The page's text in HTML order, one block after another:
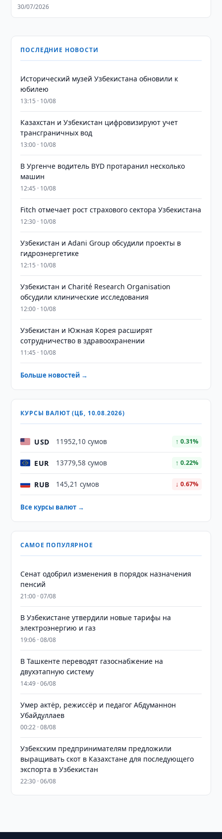
30/07/2026
ПОСЛЕДНИЕ НОВОСТИ
Исторический музей Узбекистана обновили к
юбилею
13:15 · 10/08
Казахстан и Узбекистан цифровизируют учет
трансграничных вод
13:00 · 10/08
В Ургенче водитель BYD протаранил несколько
машин
12:45 · 10/08
Fitch отмечает рост страхового сектора Узбекистана
12:30 · 10/08
Узбекистан и Adani Group обсудили проекты в
гидроэнергетике
12:15 · 10/08
Узбекистан и Charité Research Organisation
обсудили клинические исследования
12:00 · 10/08
Узбекистан и Южная Корея расширят
сотрудничество в здравоохранении
11:45 · 10/08
Больше новостей →
КУРСЫ ВАЛЮТ (ЦБ, 10.08.2026)
USD 11952,10 сумов ↑ 0.31%
EUR 13779,58 сумов ↑ 0.22%
RUB 145,21 сумов ↓ 0.67%
Все курсы валют →
САМОЕ ПОПУЛЯРНОЕ
Сенат одобрил изменения в порядок назначения
пенсий
21:00 · 07/08
В Узбекистане утвердили новые тарифы на
электроэнергию и газ
19:06 · 08/08
В Ташкенте переводят газоснабжение на
двухэтапную систему
14:49 · 06/08
Умер актёр, режиссёр и педагог Абдуманнон
Убайдуллаев
00:22 · 08/08
Узбекским предпринимателям предложили
выращивать скот в Казахстане для последующего
экспорта в Узбекистан
22:30 · 06/08